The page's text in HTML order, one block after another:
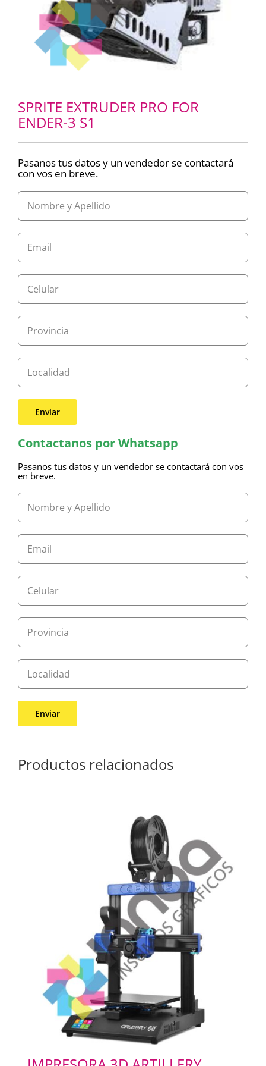
SPRITE EXTRUDER PRO FOR
ENDER-3 S1
Pasanos tus datos y un vendedor se contactará
con vos en breve.
Contactanos por Whatsapp
Pasanos tus datos y un vendedor se contactará con vos
en breve.
Productos relacionados